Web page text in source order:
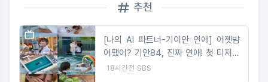
추천
[나의 AI 파트너-기이안 연애] 어젯밤
어땠어? 기안84, 진짜 연애! 첫 티저부
터 몰입감 폭발
18시간전 SBS